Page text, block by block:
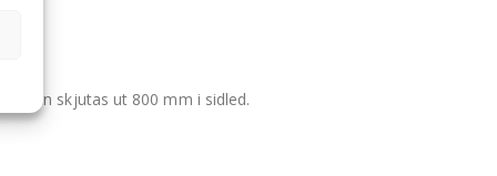
kan skjutas ut 800 mm i sidled.